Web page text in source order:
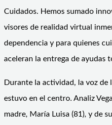
Cuidados. Hemos sumado
visores de realidad virtual
dependencia y para quienes
aceleran la entrega de ayudas
Durante la actividad, la voz de
estuvo en el centro. Analiz
madre, María Luisa (81), y de